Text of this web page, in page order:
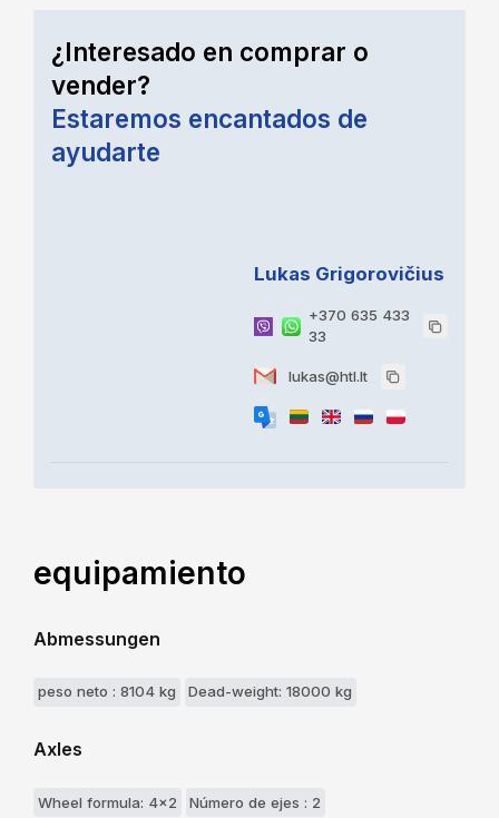
¿Interesado en comprar o
vender?
Estaremos encantados de
ayudarte
Lukas Grigorovičius
+370 635 433
33
lukas@htl.lt
equipamiento
Abmessungen
peso neto : 8104 kg Dead-weight: 18000 kg
Axles
Wheel formula: 4x2 Número de ejes : 2